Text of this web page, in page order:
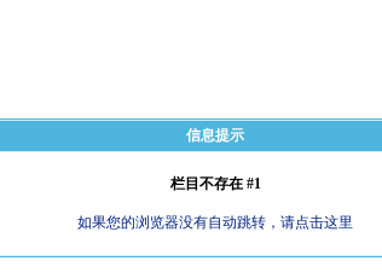
信息提示
栏目不存在 #1
如果您的浏览器没有自动跳转，请点击这里